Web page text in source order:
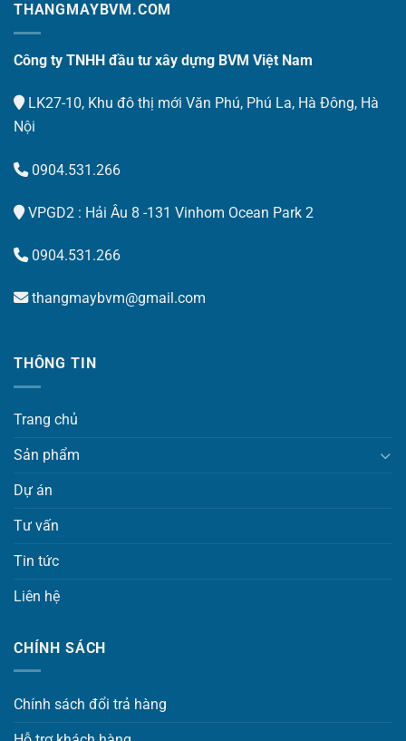
THANGMAYBVM.COM
Công ty TNHH đầu tư xây dựng BVM Việt Nam
LK27-10, Khu đô thị mới Văn Phú, Phú La, Hà Đông, Hà
Nội
0904.531.266
VPGD2 : Hải Âu 8 -131 Vinhom Ocean Park 2
0904.531.266
thangmaybvm@gmail.com
THÔNG TIN
Trang chủ
Sản phẩm
Dự án
Tư vấn
Tin tức
Liên hệ
CHÍNH SÁCH
Chính sách đổi trả hàng